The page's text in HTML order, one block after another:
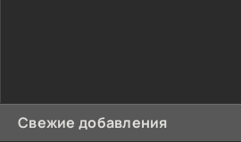
Свежие добавления